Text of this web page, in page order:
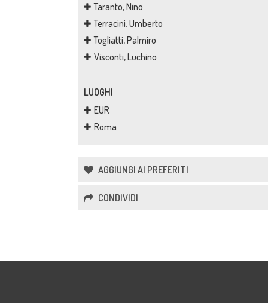
Taranto, Nino
Terracini, Umberto
Togliatti, Palmiro
Visconti, Luchino
LUOGHI
EUR
Roma
AGGIUNGI AI PREFERITI
CONDIVIDI